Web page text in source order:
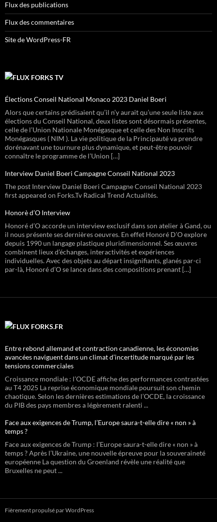
Flux des publications
Flux des commentaires
Site de WordPress-FR
FORKS TV
Élections Conseil National Monaco 2023 Daniel Boeri
Alors que certains prédisaient qu’il n’y aurait qu’une seule liste aux
élections du Conseil National, deux listes sont désormais présentes,
celle de l’Union Nationale Monégasque et celle des Non Inscrits
Monégasques ( NIM ). La vie politique de la Principauté va prendre
dorénavant une tournure plus dynamique, et peut-être pouvoir
connaître le programme de l’Union […]
Interview Daniel Boeri Campagne Conseil National 2023
The post Interview Daniel Boeri Campagne Conseil National 2023
first appeared on Forks.Tv Radical Trend Actualités.
Honorè d’O Interview
Honoré d’O accorde un interview exclusif dans son atelier à Gand, ou
il nous présente ses dernières oeuvres. En effet Honoré D’O explore
depuis 1990 un langage plastique pluridimensionnel. Ses œuvres
combinent lieux d’échanges, interactivités et expériences
individuelles. Avec des objets au départ insignifiants, glanés par-ci
par-là, Honoré d’O se lance dans des compositions prenant […]
FORKS.FR
Entre rebond allemand et contraction canadienne, les économies
avancées naviguent dans un climat d’incertitude marqué par les
tensions commerciales
Croissance mondiale : l’OCDE affiche des performances contrastées
au T4 2025 La reprise économique mondiale poursuit son chemin
chaotique. Selon les dernières estimations de l’OCDE, la croissance
du PIB des pays membres a légèrement ralenti ...
Face aux exigences de Trump, l’Europe saura-t-elle dire « non » à
temps ?
Face aux exigences de Trump : l’Europe saura-t-elle dire « non » à
temps ? Après l’Ukraine, une nouvelle épreuve pour la souveraineté
européenne La question du Groenland révèle une réalité que
Bruxelles ne peut ...
Fièrement propulsé par WordPress